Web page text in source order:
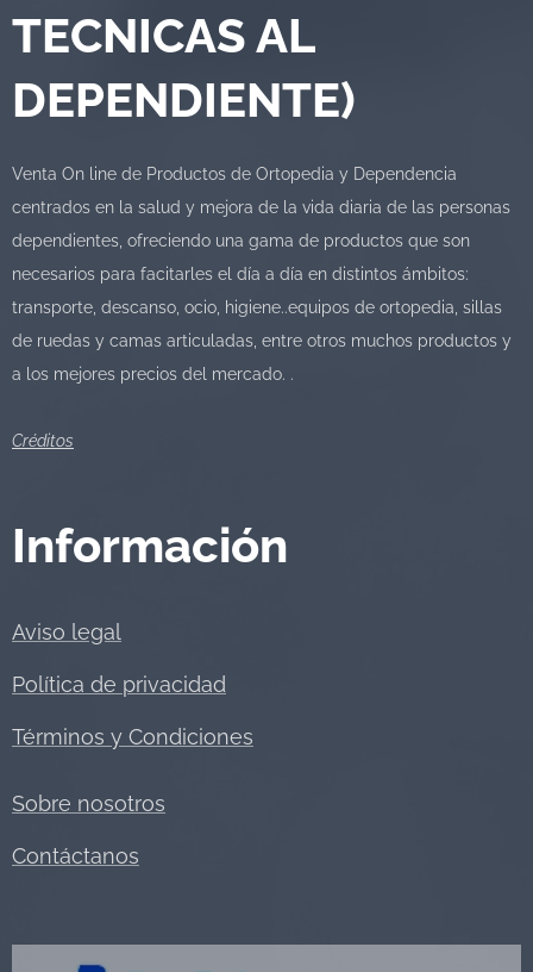
TECNICAS AL
DEPENDIENTE)
Venta On line de Productos de Ortopedia y Dependencia
centrados en la salud y mejora de la vida diaria de las personas
dependientes, ofreciendo una gama de productos que son
necesarios para facitarles el día a día en distintos ámbitos:
transporte, descanso, ocio, higiene..equipos de ortopedia, sillas
de ruedas y camas articuladas, entre otros muchos productos y
a los mejores precios del mercado. .
Créditos
Información
Aviso legal
Política de privacidad
Términos y Condiciones
Sobre nosotros
Contáctanos